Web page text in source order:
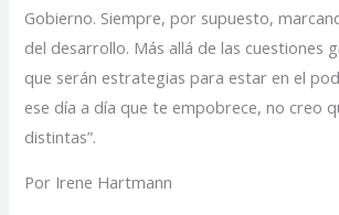
Gobierno. Siempre, por supuesto,
del desarrollo. Más allá de las cuestiones
que serán estrategias para estar en el
ese día a día que te empobrece, no creo
distintas”.
Por Irene Hartmann